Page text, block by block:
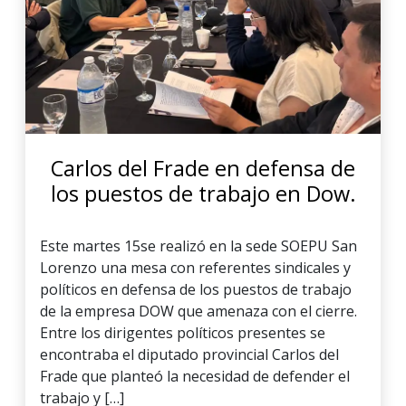
Carlos del Frade en defensa de
los puestos de trabajo en Dow.
Este martes 15se realizó en la sede SOEPU San
Lorenzo una mesa con referentes sindicales y
políticos en defensa de los puestos de trabajo
de la empresa DOW que amenaza con el cierre.
Entre los dirigentes políticos presentes se
encontraba el diputado provincial Carlos del
Frade que planteó la necesidad de defender el
trabajo y […]